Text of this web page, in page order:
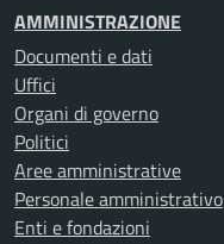
AMMINISTRAZIONE
Documenti e dati
Uffici
Organi di governo
Politici
Aree amministrative
Personale amministrativo
Enti e fondazioni